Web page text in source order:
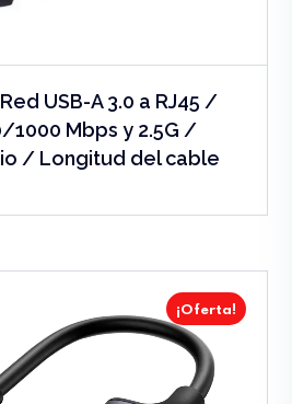
USB-A 3.0 a RJ45 /
Mbps y 2.5G /
/ Longitud del cable
¡Oferta!